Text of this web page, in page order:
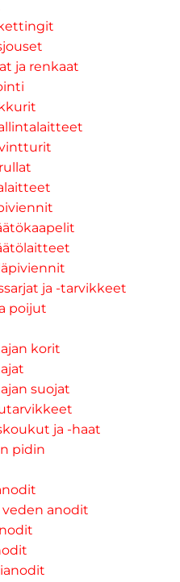
ja renkaat
ja -tarvikkeet
poijut
korit
suojat
ja -haat
pidin
veden anodit